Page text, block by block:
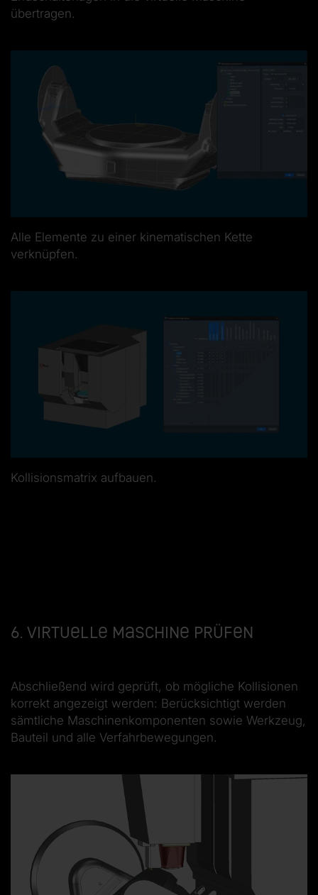
übertragen.
Alle Elemente zu einer kinematischen Kette
verknüpfen.
Kollisionsmatrix aufbauen.
6. Virtuelle Maschine prüfen
Abschließend wird geprüft, ob mögliche Kollisionen
korrekt angezeigt werden: Berücksichtigt werden
sämtliche Maschinenkomponenten sowie Werkzeug,
Bauteil und alle Verfahrbewegungen.